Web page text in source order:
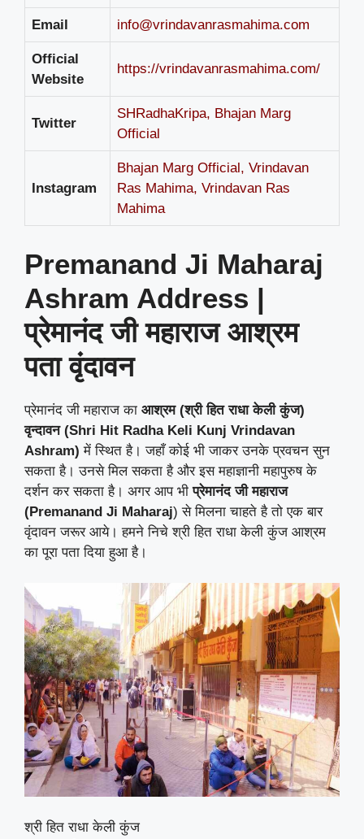
Email info@vrindavanrasmahima.com
Official
Website
https://vrindavanrasmahima.com/
Twitter
SHRadhaKripa, Bhajan Marg
Official
Instagram
Bhajan Marg Official , Vrindavan
Ras Mahima, Vrindavan Ras
Mahima
Premanand Ji Maharaj
Ashram Address |
प्रेमानंद जी महाराज आश्रम
पता वृंदावन
प्रेमानंद जी महाराज का आश्रम (श्री हित राधा केली कुंज)
वृन्दावन (Shri Hit Radha Keli Kunj Vrindavan
Ashram) में स्थित है। जहाँ कोई भी जाकर उनके प्रवचन सुन
सकता है। उनसे मिल सकता है और इस महाज्ञानी महापुरुष के
दर्शन कर सकता है। अगर आप भीप्रेमानंद जी महाराज
(Premanand Ji Maharaj) से मिलना चाहते है तो एक बार
वृंदावन जरूर आये। हमने निचे श्री हित राधा केली कुंज आश्रम
का पूरा पता दिया हुआ है।
श्री हित राधा केली कुंज